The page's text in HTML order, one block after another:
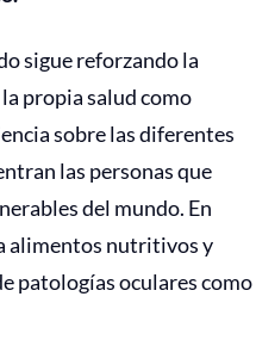
sigue reforzando la
propia salud como
sobre las diferentes
las personas que
del mundo. En
alimentos nutritivos y
patologías oculares como